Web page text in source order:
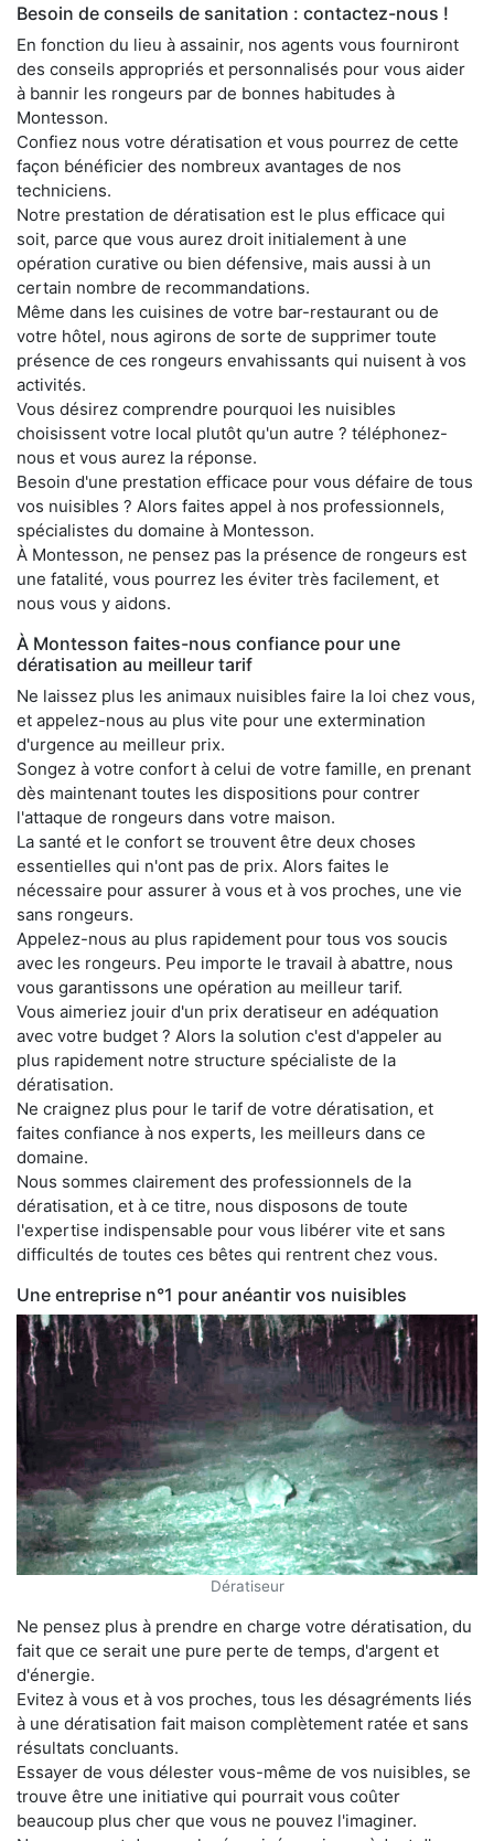
Besoin de conseils de sanitation : contactez-nous !
En fonction du lieu à assainir, nos agents vous fourniront
des conseils appropriés et personnalisés pour vous aider
à bannir les rongeurs par de bonnes habitudes à
Montesson.
Confiez nous votre dératisation et vous pourrez de cette
façon bénéficier des nombreux avantages de nos
techniciens.
Notre prestation de dératisation est le plus efficace qui
soit, parce que vous aurez droit initialement à une
opération curative ou bien défensive, mais aussi à un
certain nombre de recommandations.
Même dans les cuisines de votre bar-restaurant ou de
votre hôtel, nous agirons de sorte de supprimer toute
présence de ces rongeurs envahissants qui nuisent à vos
activités.
Vous désirez comprendre pourquoi les nuisibles
choisissent votre local plutôt qu'un autre ? téléphonez-
nous et vous aurez la réponse.
Besoin d'une prestation efficace pour vous défaire de tous
vos nuisibles ? Alors faites appel à nos professionnels,
spécialistes du domaine à Montesson.
À Montesson, ne pensez pas la présence de rongeurs est
une fatalité, vous pourrez les éviter très facilement, et
nous vous y aidons.
À Montesson faites-nous confiance pour une
dératisation au meilleur tarif
Ne laissez plus les animaux nuisibles faire la loi chez vous,
et appelez-nous au plus vite pour une extermination
d'urgence au meilleur prix.
Songez à votre confort à celui de votre famille, en prenant
dès maintenant toutes les dispositions pour contrer
l'attaque de rongeurs dans votre maison.
La santé et le confort se trouvent être deux choses
essentielles qui n'ont pas de prix. Alors faites le
nécessaire pour assurer à vous et à vos proches, une vie
sans rongeurs.
Appelez-nous au plus rapidement pour tous vos soucis
avec les rongeurs. Peu importe le travail à abattre, nous
vous garantissons une opération au meilleur tarif.
Vous aimeriez jouir d'un prix deratiseur en adéquation
avec votre budget ? Alors la solution c'est d'appeler au
plus rapidement notre structure spécialiste de la
dératisation.
Ne craignez plus pour le tarif de votre dératisation, et
faites confiance à nos experts, les meilleurs dans ce
domaine.
Nous sommes clairement des professionnels de la
dératisation, et à ce titre, nous disposons de toute
l'expertise indispensable pour vous libérer vite et sans
difficultés de toutes ces bêtes qui rentrent chez vous.
Une entreprise n°1 pour anéantir vos nuisibles
Dératiseur
Ne pensez plus à prendre en charge votre dératisation, du
fait que ce serait une pure perte de temps, d'argent et
d'énergie.
Evitez à vous et à vos proches, tous les désagréments liés
à une dératisation fait maison complètement ratée et sans
résultats concluants.
Essayer de vous délester vous-même de vos nuisibles, se
trouve être une initiative qui pourrait vous coûter
beaucoup plus cher que vous ne pouvez l'imaginer.